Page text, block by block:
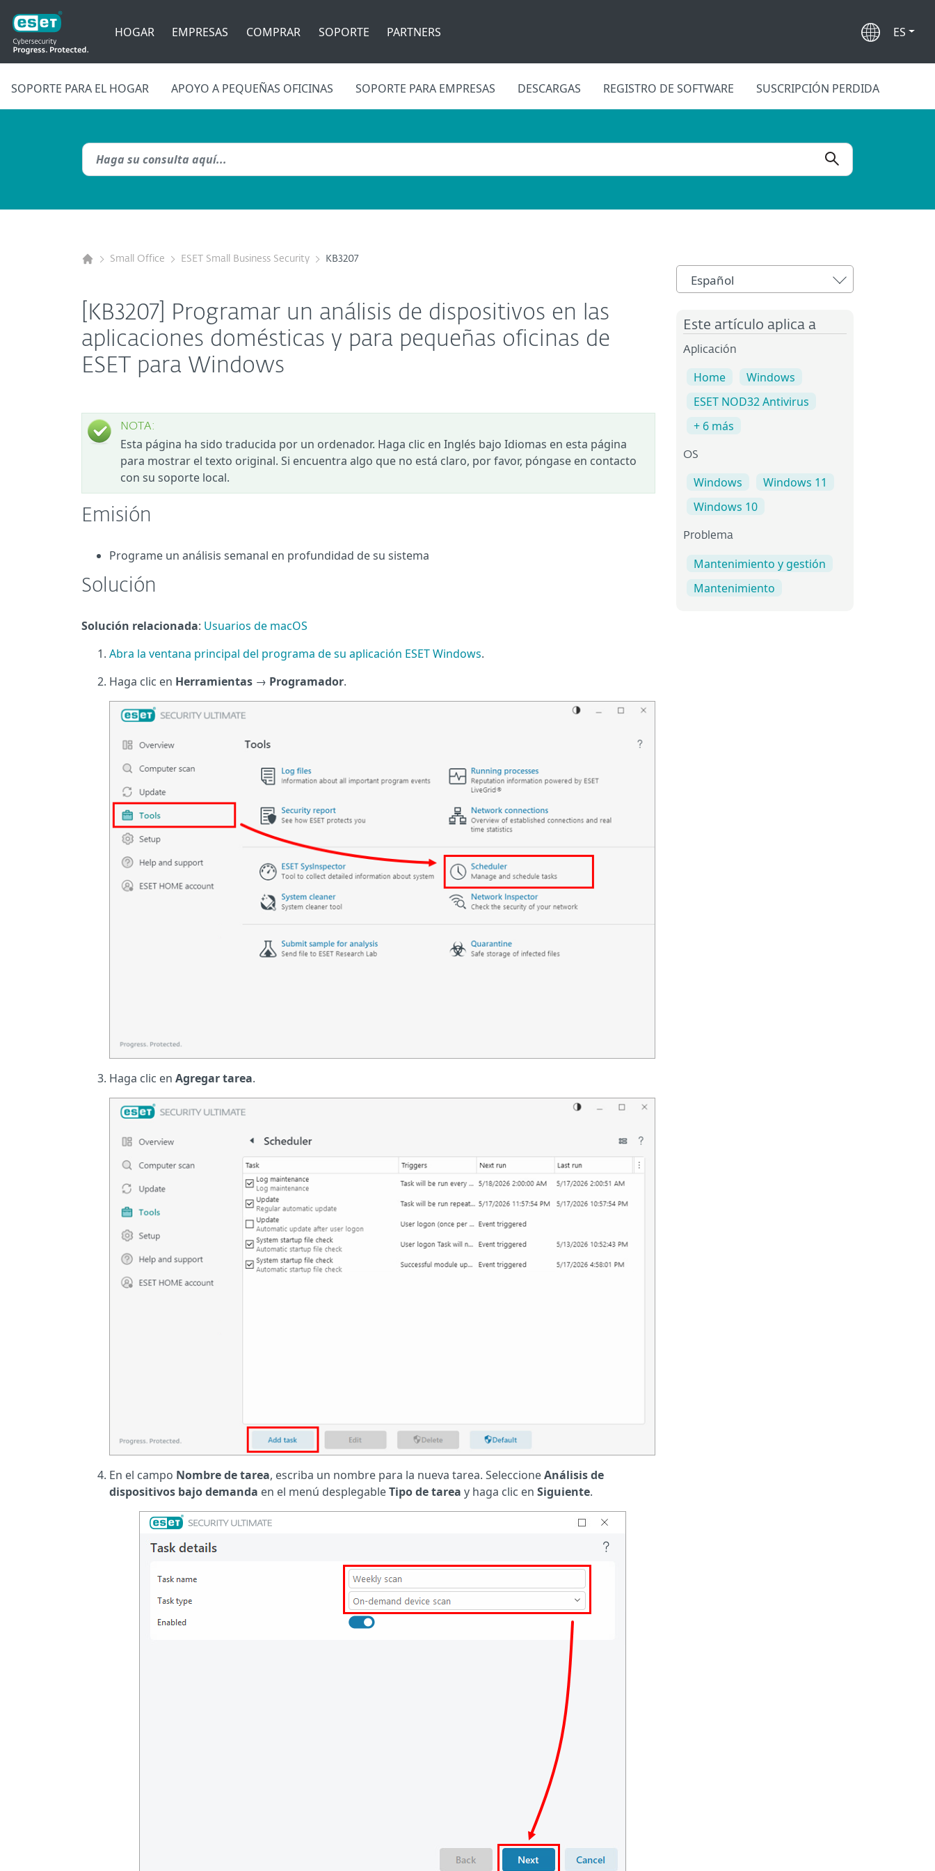
HOGAR EMPRESAS COMPRAR SOPORTE PARTNERS ES
SOPORTE PARA EL HOGAR APOYO A PEQUEÑAS OFICINAS SOPORTE PARA EMPRESAS DESCARGAS REGISTRO DE SOFTWARE SUSCRIPCIÓN PERDIDA
Small Office ESET Small Business Security KB3207
[KB3207] Programar un análisis de dispositivos en las
aplicaciones domésticas y para pequeñas oficinas de
ESET para Windows
NOTA:
Esta página ha sido traducida por un ordenador. Haga clic en Inglés bajo Idiomas en esta página
para mostrar el texto original. Si encuentra algo que no está claro, por favor, póngase en contacto
con su soporte local.
Emisión
Programe un análisis semanal en profundidad de su sistema
Solución
Solución relacionada: Usuarios de macOS
Abra la ventana principal del programa de su aplicación ESET Windows.
Haga clic en Herramientas → Programador.
Haga clic en Agregar tarea.
En el campo Nombre de tarea, escriba un nombre para la nueva tarea. SeleccioneAnálisis de
dispositivos bajo demanda en el menú desplegableTipo de tarea y haga clic en Siguiente.
Español
Este artículo aplica a
Aplicación
Home
Windows
ESET NOD32 Antivirus
+ 6 más
OS
Windows
Windows 11
Windows 10
Problema
Mantenimiento y gestión
Mantenimiento